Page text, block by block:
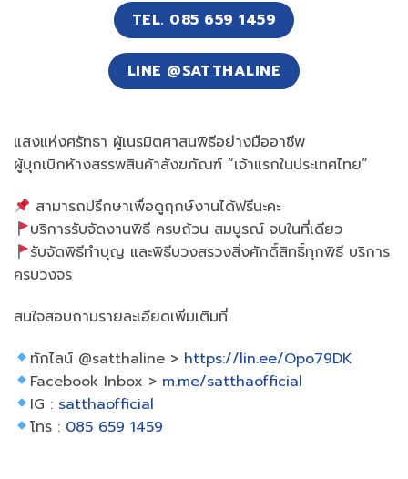
TEL. 085 659 1459
LINE @SATTHALINE
แสงแห่งศรัทธา ผู้เนรมิตศาสนพิธีอย่างมืออาชีพ
ผู้บุกเบิกห้างสรรพสินค้าสังฆภัณฑ์ “เจ้าแรกในประเทศไทย”
สามารถปรึกษาเพื่อดูฤกษ์งานได้ฟรีนะคะ
บริการรับจัดงานพิธี ครบถ้วน สมบูรณ์ จบในที่เดียว
รับจัดพิธีทำบุญ และพิธีบวงสรวงสิ่งศักดิ์สิทธิ์ทุกพิธี บริการ
ครบวงจร
สนใจสอบถามรายละเอียดเพิ่มเติมที่
ทักไลน์ @satthaline > https://lin.ee/Opo79DK
Facebook Inbox > m.me/satthaofficial
IG : satthaofficial
โทร : 085 659 1459